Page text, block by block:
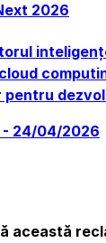
2026
pentru
- 24/04/2026
această